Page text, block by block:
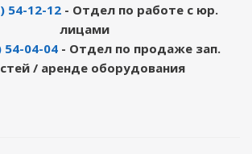
54-12-12- Отдел по работе с юр.
лицами
54-04-04 - Отдел по продаже зап.
/ аренде оборудования